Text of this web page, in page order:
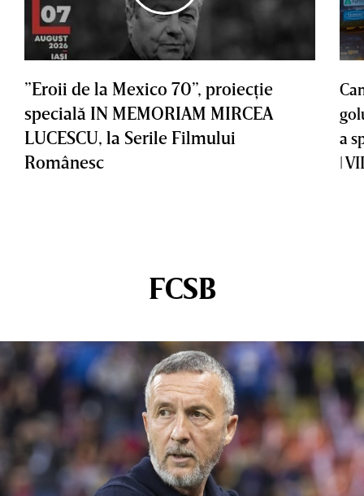
”Eroii de la Mexico 70”, proiecţie
specială IN MEMORIAM MIRCEA
LUCESCU, la Serile Filmului
Românesc
a
|
FCSB